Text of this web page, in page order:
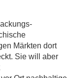
Märkten dort
Sie will aber